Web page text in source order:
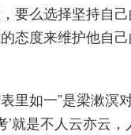
要么选择坚持自
态度来维护他自己
表里如一”是梁漱溟
’就是不人云亦云